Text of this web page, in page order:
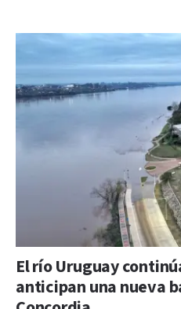
El río Uruguay
anticipan una nueva